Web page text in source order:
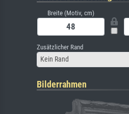
Breite (Motiv, cm)
Zusätzlicher Rand
Kein Rand
Bilderrahmen